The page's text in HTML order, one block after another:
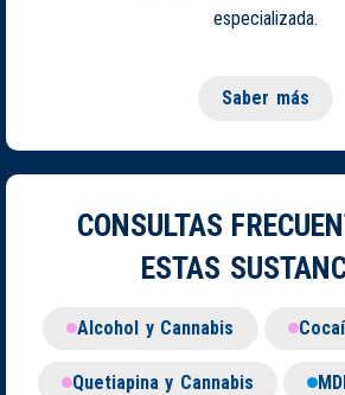
especializada.
Saber más
CONSULTAS
ESTAS
Alcohol y Cannabis
Quetiapina y Cannabis